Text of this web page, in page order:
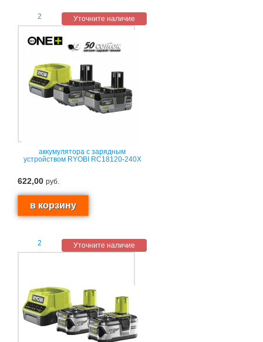
Уточните наличие
2
аккумулятора с зарядным
устройством RYOBI RC18120-240X
622,00 руб.
Уточните наличие
2